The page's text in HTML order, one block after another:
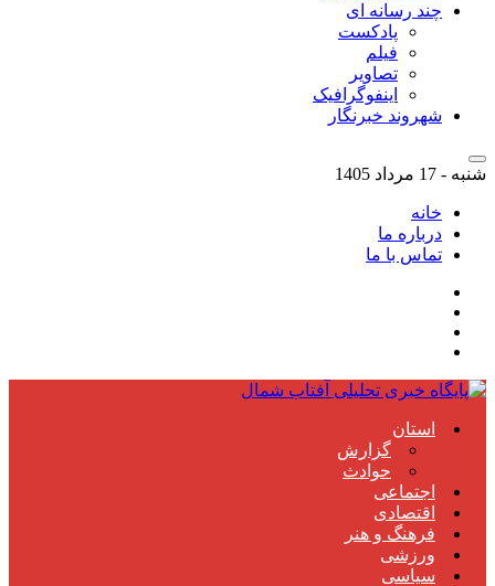
چند رسانه ای
پادکست
فیلم
تصاویر
اینفوگرافیک
شهروند خبرنگار
شنبه - 17 مرداد 1405
خانه
درباره ما
تماس با ما
استان
گزارش
حوادث
اجتماعی
اقتصادی
فرهنگ و هنر
ورزشی
سیاسی